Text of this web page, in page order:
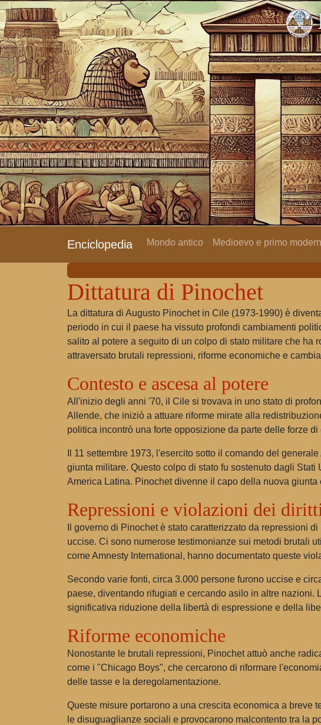
Enciclopedia Mondo antico Medioevo e primo
Dittatura di Pinochet
La dittatura di Augusto Pinochet in Cile (1973-1990) è
periodo in cui il paese ha vissuto profondi cambiamenti
salito al potere a seguito di un colpo di stato militare che
attraversato brutali repressioni, riforme economiche e
Contesto e ascesa al potere
All'inizio degli anni '70, il Cile si trovava in uno stato di
Allende, che iniziò a attuare riforme mirate alla
politica incontrò una forte opposizione da parte delle forze
Il 11 settembre 1973, l'esercito sotto il comando del
giunta militare. Questo colpo di stato fu sostenuto dagli
America Latina. Pinochet divenne il capo della nuova
Repressioni e violazioni dei
Il governo di Pinochet è stato caratterizzato da repressioni
uccise. Ci sono numerose testimonianze sui metodi brutali
come Amnesty International, hanno documentato queste
Secondo varie fonti, circa 3.000 persone furono uccise e
paese, diventando rifugiati e cercando asilo in altre
significativa riduzione della libertà di espressione e della
Riforme economiche
Nonostante le brutali repressioni, Pinochet attuò anche
come i "Chicago Boys", che cercarono di riformare
delle tasse e la deregolamentazione.
Queste misure portarono a una crescita economica a
le disuguaglianze sociali e provocarono malcontento tra la